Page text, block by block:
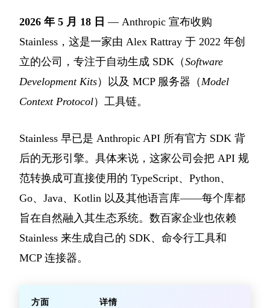
2026 年 5 月 18 日 — Anthropic 宣布收购
Stainless，这是一家由 Alex Rattray 于 2022 年创
立的公司，专注于自动生成 SDK（Software
Development Kits）以及 MCP 服务器（Model
Context Protocol）工具链。
Stainless 早已是 Anthropic API 所有官方 SDK 背
后的无形引擎。具体来说，这家公司会把 API 规
范转换成可直接使用的 TypeScript、Python、
Go、Java、Kotlin 以及其他语言库——每个库都
旨在自然融入其生态系统。数百家企业也依赖
Stainless 来生成自己的 SDK、命令行工具和
MCP 连接器。
方面 详情